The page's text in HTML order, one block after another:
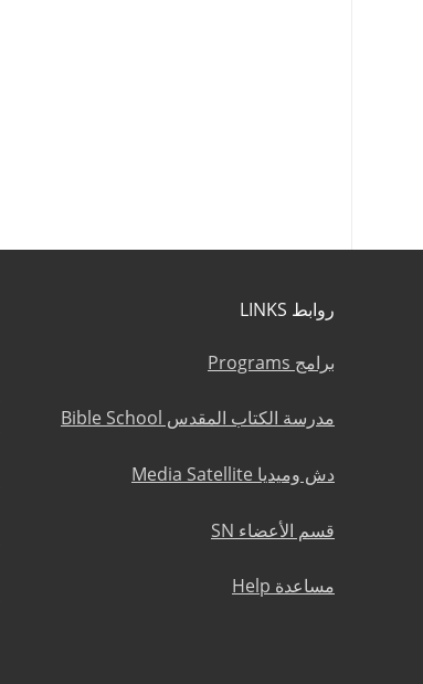
روابط LINKS
برامج Programs
مدرسة الكتاب المقدس Bible School
دش وميديا Media Satellite
قسم الأعضاء SN
مساعدة Help